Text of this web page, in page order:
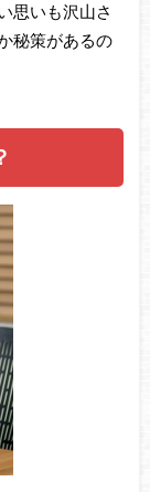
思いも沢山さ
秘策があるの